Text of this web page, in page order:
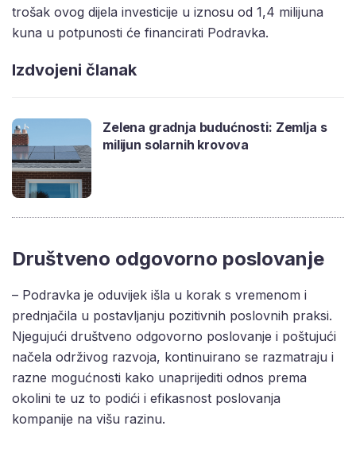
trošak ovog dijela investicije u iznosu od 1,4 milijuna
kuna u potpunosti će financirati Podravka.
Izdvojeni članak
Zelena gradnja budućnosti: Zemlja s
milijun solarnih krovova
Društveno odgovorno poslovanje
– Podravka je oduvijek išla u korak s vremenom i
prednjačila u postavljanju pozitivnih poslovnih praksi.
Njegujući društveno odgovorno poslovanje i poštujući
načela održivog razvoja, kontinuirano se razmatraju i
razne mogućnosti kako unaprijediti odnos prema
okolini te uz to podići i efikasnost poslovanja
kompanije na višu razinu.